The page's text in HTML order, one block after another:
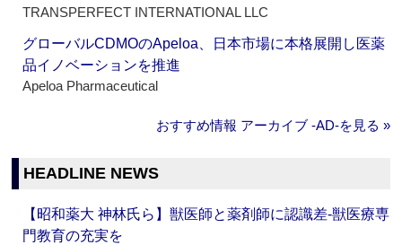
TRANSPERFECT INTERNATIONAL LLC
グローバルCDMOのApeloa、日本市場に本格展開し医薬
品イノベーションを推進
Apeloa Pharmaceutical
おすすめ情報 アーカイブ ‐AD‐を見る »
HEADLINE NEWS
【昭和薬大 神林氏ら】獣医師と薬剤師に認識差‐獣医療専
門教育の充実を